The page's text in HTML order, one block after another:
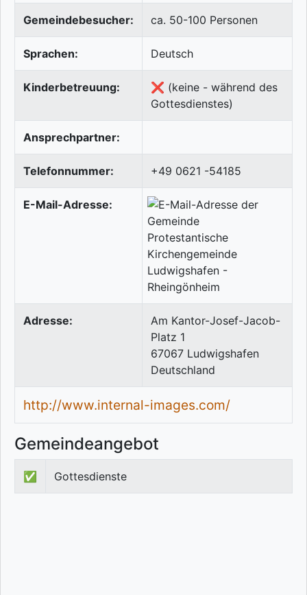
Gemeindebesucher: ca. 50-100 Personen
Sprachen: Deutsch
Kinderbetreuung:
❌ (keine - während des
Gottesdienstes)
Ansprechpartner:
Telefonnummer: +49 0621 -54185
E-Mail-Adresse:
Adresse:
Am Kantor-Josef-Jacob-
Platz 1
67067 Ludwigshafen
Deutschland
http://www.internal-images.com/
Gemeindeangebot
✅ Gottesdienste